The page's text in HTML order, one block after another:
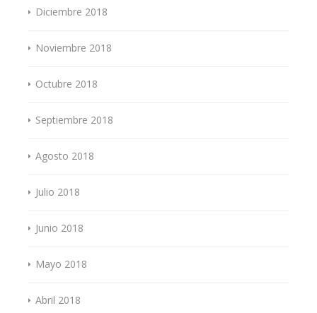
Diciembre 2018
Noviembre 2018
Octubre 2018
Septiembre 2018
Agosto 2018
Julio 2018
Junio 2018
Mayo 2018
Abril 2018